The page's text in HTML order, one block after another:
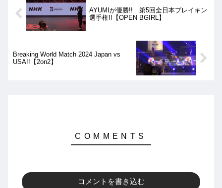
AYUMIが優勝!! 第5回全日本ブレイキン
選手権!!【OPEN BGIRL】
Breaking World Match 2024 Japan vs
USA!!【2on2】
コメントを書き込む